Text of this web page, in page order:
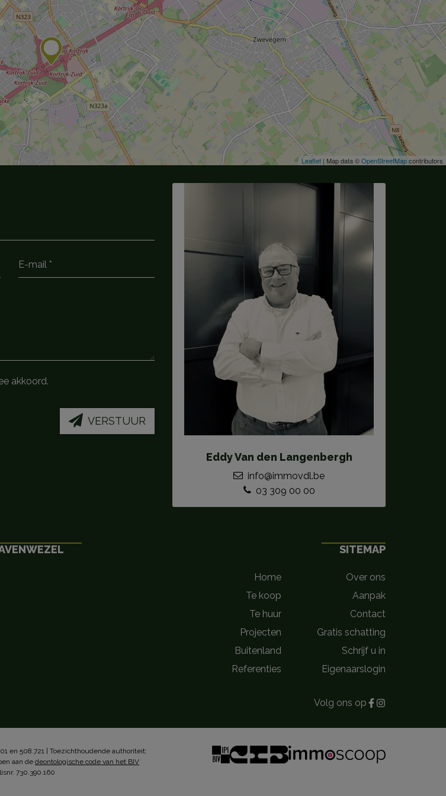
Leaflet | Map data ©OpenStreetMapcontributors
akkoord.
VERSTUUR
Eddy Van den Langenbergh
info@immovdl.be
03 309 00 00
SITEMAP
Home
Te koop
Te huur
Projecten
Buitenland
Referenties
Over ons
Aanpak
Contact
Gratis schatting
Schrijf u in
Eigenaarslogin
Volg ons op
en 508.721 | Toezichthoudende authoriteit:
aan de deontologische code van het BIV
730.390.160